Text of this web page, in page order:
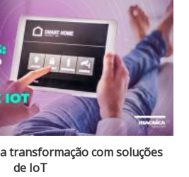
transformação com soluções
de IoT